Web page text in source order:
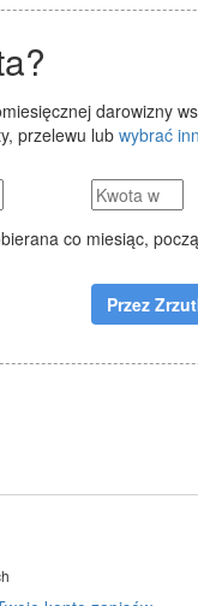
darowizny
przelewu lub wybrać
co miesiąc,